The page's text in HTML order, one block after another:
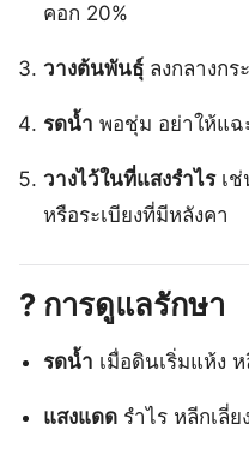
คอก 20%
วางต้นพันธุ์ ลงกลางก
รดน้ำ พอชุ่ม อย่าให้แฉ
วางไว้ในที่แสงรำไรเช่
หรือระเบียงที่มีหลังคา
?️ การดูแลรักษา
รดน้ำ เมื่อดินเริ่มแห้ง
แสงแดด รำไร หลีกเลี่